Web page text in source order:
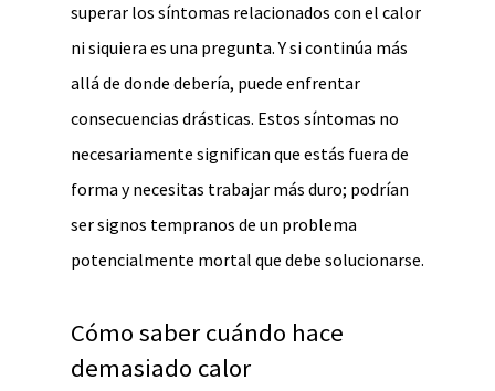
superar los síntomas relacionados con el calor
ni siquiera es una pregunta. Y si continúa más
allá de donde debería, puede enfrentar
consecuencias drásticas. Estos síntomas no
necesariamente significan que estás fuera de
forma y necesitas trabajar más duro; podrían
ser signos tempranos de un problema
potencialmente mortal que debe solucionarse.
Cómo saber cuándo hace
demasiado calor